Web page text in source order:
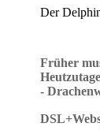
Der
Früher
-